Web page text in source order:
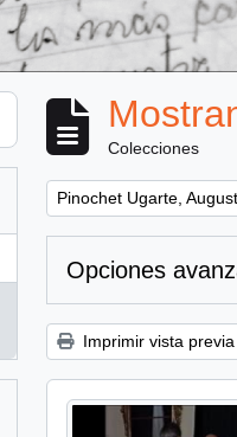
Colecciones
Remove filter:
Pinochet Ugarte,
Opciones
Imprimir vista previa